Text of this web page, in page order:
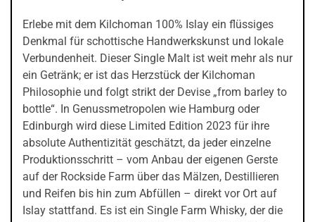
Erlebe mit dem Kilchoman 100% Islay ein flüssiges
Denkmal für schottische Handwerkskunst und lokale
Verbundenheit. Dieser Single Malt ist weit mehr als nur
ein Getränk; er ist das Herzstück der Kilchoman
Philosophie und folgt strikt der Devise „from barley to
bottle“. In Genussmetropolen wie Hamburg oder
Edinburgh wird diese Limited Edition 2023 für ihre
absolute Authentizität geschätzt, da jeder einzelne
Produktionsschritt – vom Anbau der eigenen Gerste
auf der Rockside Farm über das Mälzen, Destillieren
und Reifen bis hin zum Abfüllen – direkt vor Ort auf
Islay stattfand. Es ist ein Single Farm Whisky, der die